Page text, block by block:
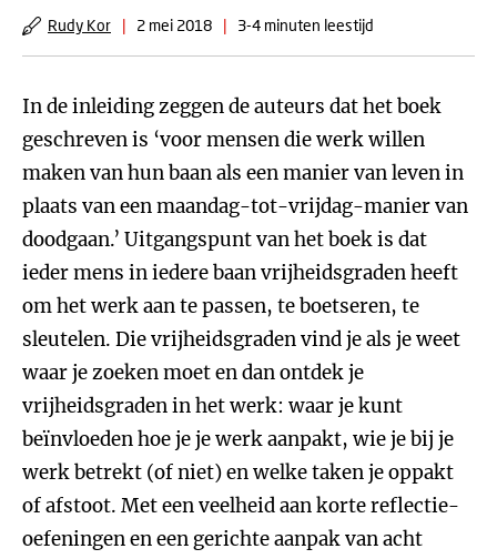
Rudy Kor | 2 mei 2018 | 3-4 minuten leestijd
In de inleiding zeggen de auteurs dat het boek
geschreven is ‘voor mensen die werk willen
maken van hun baan als een manier van leven in
plaats van een maandag-tot-vrijdag-manier van
doodgaan.’ Uitgangspunt van het boek is dat
ieder mens in iedere baan vrijheidsgraden heeft
om het werk aan te passen, te boetseren, te
sleutelen. Die vrijheidsgraden vind je als je weet
waar je zoeken moet en dan ontdek je
vrijheidsgraden in het werk: waar je kunt
beïnvloeden hoe je je werk aanpakt, wie je bij je
werk betrekt (of niet) en welke taken je oppakt
of afstoot. Met een veelheid aan korte reflectie-
oefeningen en een gerichte aanpak van acht